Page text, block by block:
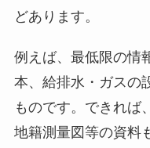
どあります。
例えば、最低限の情
本、給排水・ガスの
ものです。できれば
地籍測量図等の資料